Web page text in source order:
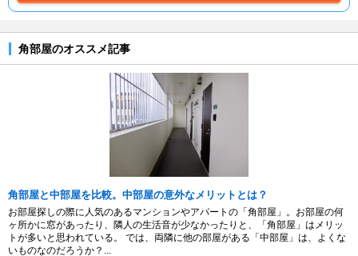
角部屋のオススメ記事
角部屋と中部屋を比較。中部屋の意外なメリットとは？
お部屋探しの際に人気のあるマンションやアパートの「角部屋」。お部屋の何
ヶ所かに窓があったり、隣人の生活音が少なかったりと、「角部屋」はメリッ
トが多いと思われている。 では、両隣に他の部屋がある「中部屋」は、よくな
いものなのだろうか？...